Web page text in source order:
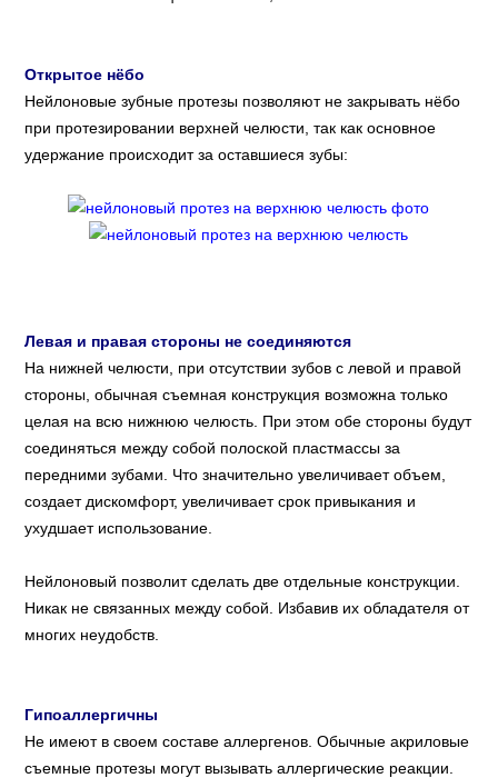
Открытое нёбо
Нейлоновые зубные протезы позволяют не закрывать нёбо
при протезировании верхней челюсти, так как основное
удержание происходит за оставшиеся зубы:
Левая и правая стороны не соединяются
На нижней челюсти, при отсутствии зубов с левой и правой
стороны, обычная съемная конструкция возможна только
целая на всю нижнюю челюсть. При этом обе стороны будут
соединяться между собой полоской пластмассы за
передними зубами. Что значительно увеличивает объем,
создает дискомфорт, увеличивает срок привыкания и
ухудшает использование.
Нейлоновый позволит сделать две отдельные конструкции.
Никак не связанных между собой. Избавив их обладателя от
многих неудобств.
Гипоаллергичны
Не имеют в своем составе аллергенов. Обычные акриловые
съемные протезы могут вызывать аллергические реакции.